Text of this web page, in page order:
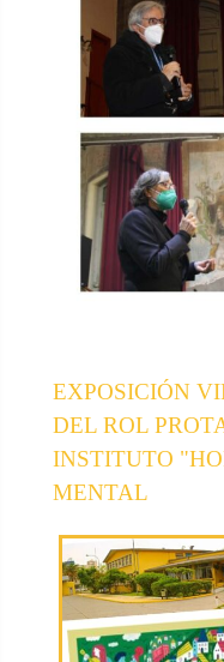
EXPOSICIÓN
DEL ROL
INSTITUTO
MENTAL